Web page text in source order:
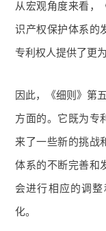
从宏观角度来看，
识产权保护体系的
专利权人提供了更
因此，《细则》第
方面的。它既为专
来了一些新的挑战
体系的不断完善和
会进行相应的调
化。